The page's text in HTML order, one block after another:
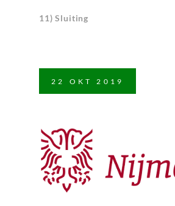
11) Sluiting
22 OKT 2019